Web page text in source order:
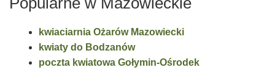
kwiaciarnia Ożarów Mazowiecki
kwiaty do Bodzanów
poczta kwiatowa Gołymin-Ośrodek